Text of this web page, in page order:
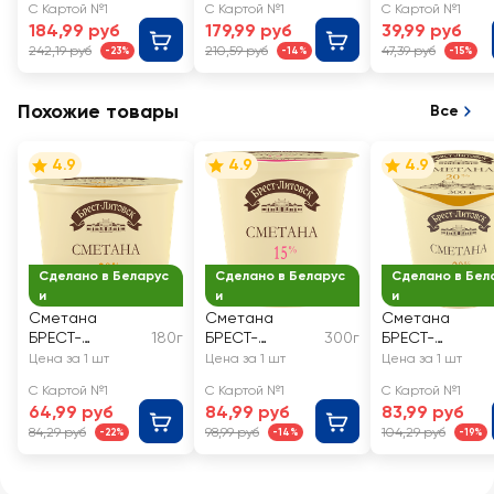
Сливочное
несоленое
82,5%, без змж
С Картой №1
184,99 руб
242,19 руб -23%
С Картой №1
179,99 руб
210,59 руб -14%
С Картой №1
39,99 руб
47,39 руб -15%
Похожие товары Все
Сделано в Беларус
и
4.9
Сметана
БРЕСТ-
ЛИТОВСК 20%,
180г
Цена за 1 шт
С Картой №1
64,99 руб
84,29 руб -22%
Сделано в Беларус
и
4.9
Сметана
БРЕСТ-
ЛИТОВСК 15%,
300г
Цена за 1 шт
С Картой №1
84,99 руб
98,99 руб -14%
Сделано в
и
4.9
Сметана
БРЕСТ-
ЛИТОВСК 20%,
Цена за 1 шт
С Картой №1
83,99 руб
104,29 руб -19%